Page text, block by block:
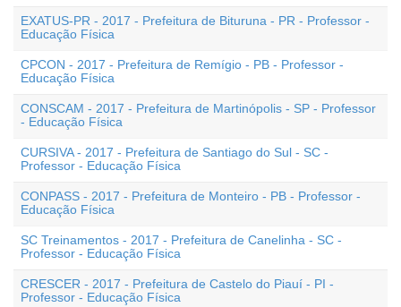
EXATUS-PR - 2017 - Prefeitura de Bituruna - PR - Professor -
Educação Física
CPCON - 2017 - Prefeitura de Remígio - PB - Professor -
Educação Física
CONSCAM - 2017 - Prefeitura de Martinópolis - SP - Professor
- Educação Física
CURSIVA - 2017 - Prefeitura de Santiago do Sul - SC -
Professor - Educação Física
CONPASS - 2017 - Prefeitura de Monteiro - PB - Professor -
Educação Física
SC Treinamentos - 2017 - Prefeitura de Canelinha - SC -
Professor - Educação Física
CRESCER - 2017 - Prefeitura de Castelo do Piauí - PI -
Professor - Educação Física